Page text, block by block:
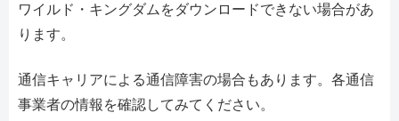
ワイルド・キングダムをダウンロードできない場合があ
ります。
通信キャリアによる通信障害の場合もあります。各通信
事業者の情報を確認してみてください。